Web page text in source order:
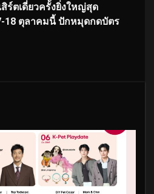
สิร์ตเดี่ยวครั้งยิ่งใหญ่สุด
18 ตุลาคมนี้ ปักหมุดกดบัตร